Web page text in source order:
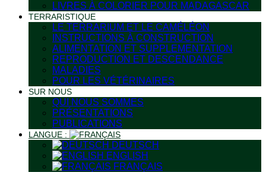
LIVRES À COLORIER POUR MADAGASCAR
TERRARISTIQUE
LE TERRARIUM ET LE CAMÉLÉON
INSTRUCTIONS À CONSTRUCTION
ALIMENTATION ET SUPPLEMENTATION
REPRODUCTION ET DESCENDANCE
MALADIES
POUR LES VÉTÉRINAIRES
SUR NOUS
QUI NOUS SOMMES
PRÉSENTATIONS
PUBLICATIONS
LANGUE :
DEUTSCH
ENGLISH
FRANÇAIS